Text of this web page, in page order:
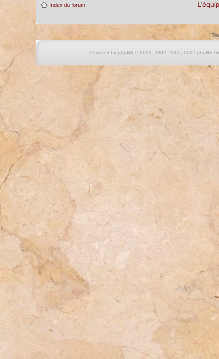
Index du forum
Powered by phpBB © 2000, 2002, 2005, 2007 phpBB